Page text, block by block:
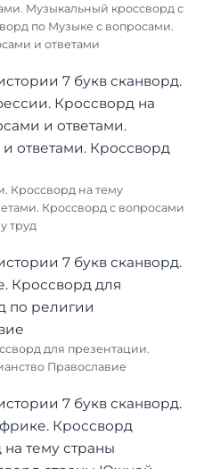
Музыкальный кроссворд с
по Музыке с вопросами.
и ответами
Кроссворд на тему
Кроссворд с вопросами
труд
для презентации.
Православие